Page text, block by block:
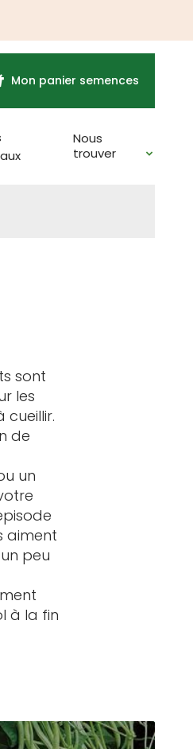
Mon panier semences
Nous
trouver
sont
les
de
un
aiment
peu
à la fin